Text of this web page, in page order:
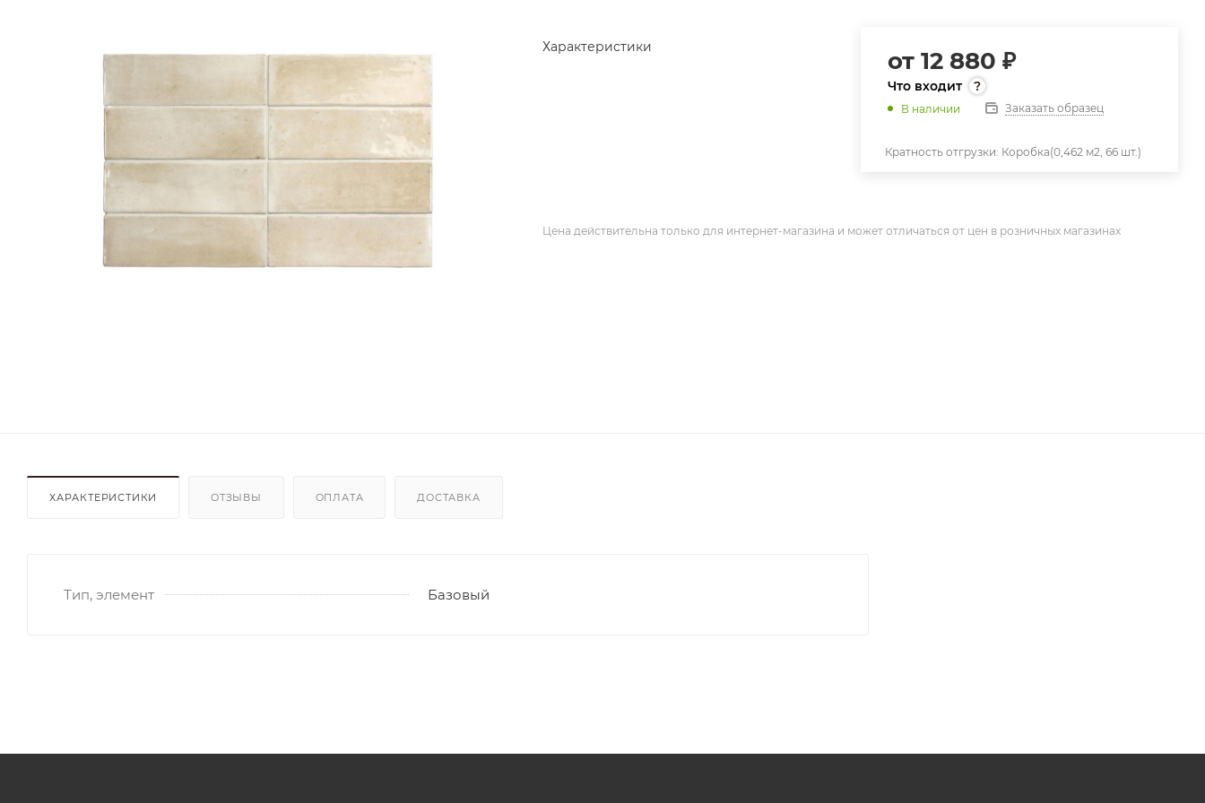
Характеристики от 12 880 ₽
Что входит
В наличии Заказать образец
Кратность отгрузки: Коробка(0,462 м2, 66 шт.)
Цена действительна только для интернет-магазина и может отличаться от цен в розничных магазинах
ХАРАКТЕРИСТИКИ ОТЗЫВЫ ОПЛАТА ДОСТАВКА
Тип, элемент Базовый